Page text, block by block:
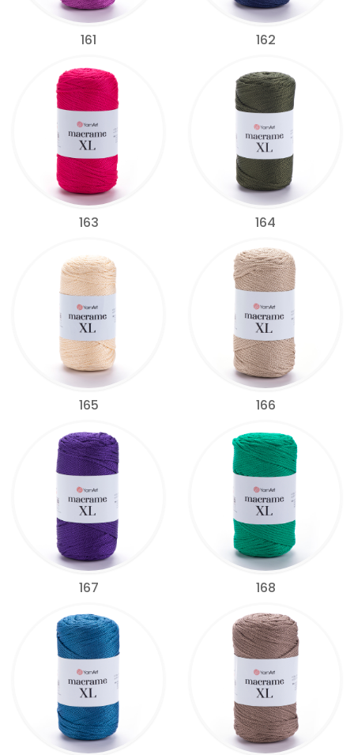
161 162
163 164
165 166
167 168